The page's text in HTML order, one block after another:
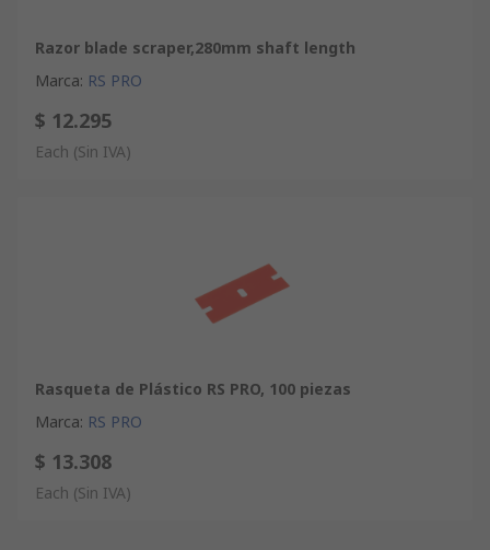
Razor blade scraper,280mm shaft length
Marca: RS PRO
$ 12.295
Each (Sin IVA)
Rasqueta de Plástico RS PRO, 100 piezas
Marca: RS PRO
$ 13.308
Each (Sin IVA)